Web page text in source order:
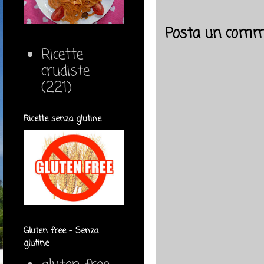
Posta un
Ricette
crudiste
(221)
Ricette senza glutine
Gluten free - Senza
glutine